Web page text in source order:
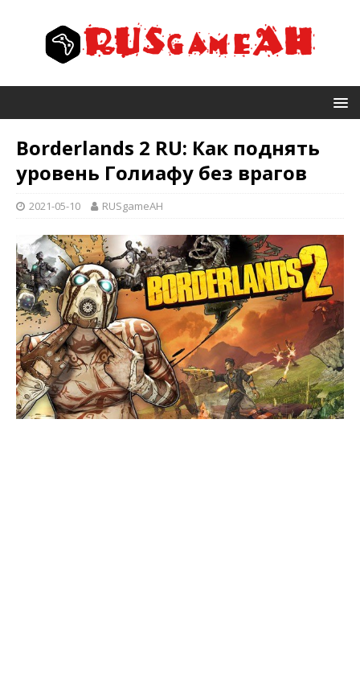
Borderlands 2 RU: Как поднять
уровень Голиафу без врагов
2021-05-10 RUSgameAH